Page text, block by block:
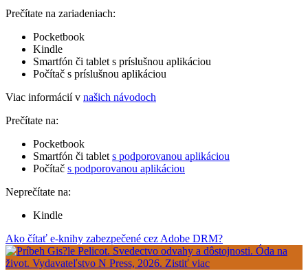
Prečítate na zariadeniach:
Pocketbook
Kindle
Smartfón či tablet s príslušnou aplikáciou
Počítač s príslušnou aplikáciou
Viac informácií v našich návodoch
Prečítate na:
Pocketbook
Smartfón či tablet s podporovanou aplikáciou
Počítač s podporovanou aplikáciou
Neprečítate na:
Kindle
Ako čítať e-knihy zabezpečené cez Adobe DRM?